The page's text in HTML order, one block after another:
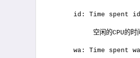
id: Time spent
空闲的CPU的时
wa: Time spent